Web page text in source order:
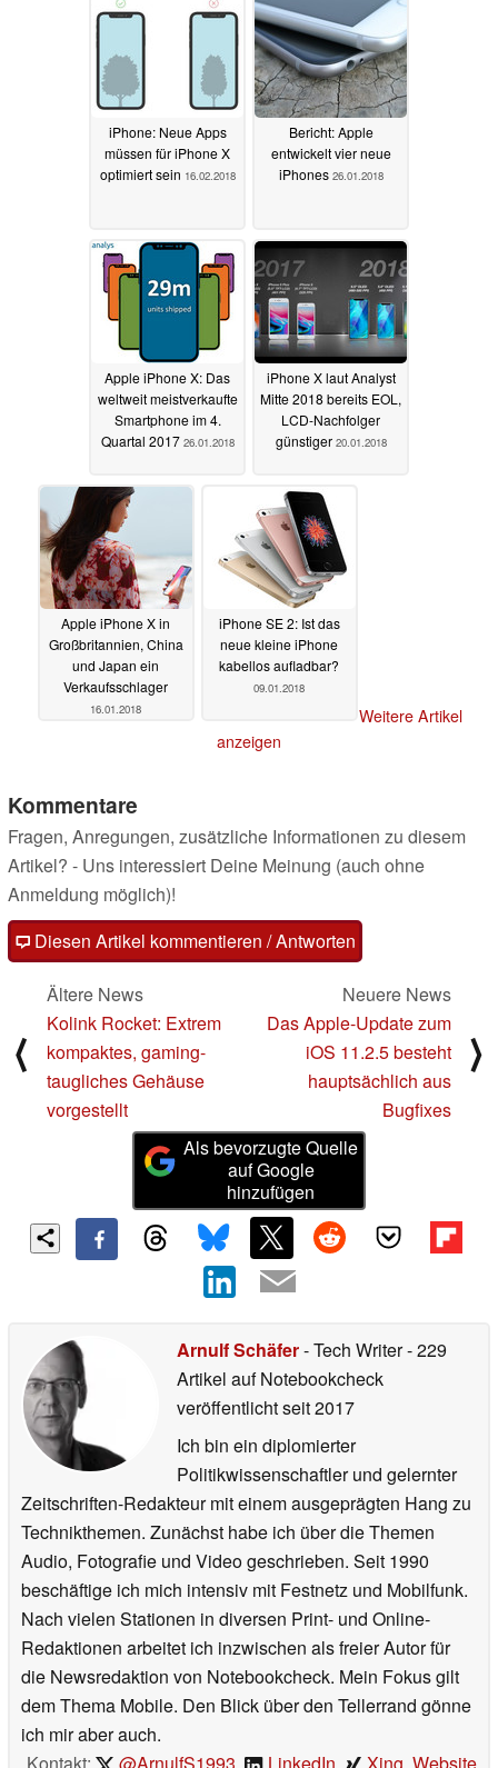
iPhone: Neue Apps
müssen für iPhone X
optimiert sein 16.02.2018
Bericht: Apple
entwickelt vier neue
iPhones 26.01.2018
Apple iPhone X: Das
weltweit meistverkaufte
Smartphone im 4.
Quartal 2017 26.01.2018
iPhone X laut Analyst
Mitte 2018 bereits EOL,
LCD-Nachfolger
günstiger 20.01.2018
Apple iPhone X in
Großbritannien, China
und Japan ein
Verkaufsschlager
16.01.2018
iPhone SE 2: Ist das
neue kleine iPhone
kabellos aufladbar?
09.01.2018
Weitere Artikel
anzeigen
Kommentare
Fragen, Anregungen, zusätzliche Informationen zu diesem
Artikel? - Uns interessiert Deine Meinung (auch ohne
Anmeldung möglich)!
Diesen Artikel kommentieren / Antworten
⟨
Ältere News
Kolink Rocket: Extrem
kompaktes, gaming-
taugliches Gehäuse
vorgestellt
Neuere News
Das Apple-Update zum
iOS 11.2.5 besteht
hauptsächlich aus
Bugfixes
⟩
Als bevorzugte Quelle
auf Google
hinzufügen
Arnulf Schäfer- Tech Writer- 229
Artikel auf Notebookcheck
veröffentlichtseit 2017
Ich bin ein diplomierter
Politikwissenschaftler und gelernter
Zeitschriften-Redakteur mit einem ausgeprägten Hang zu
Technikthemen. Zunächst habe ich über die Themen
Audio, Fotografie und Video geschrieben. Seit 1990
beschäftige ich mich intensiv mit Festnetz und Mobilfunk.
Nach vielen Stationen in diversen Print- und Online-
Redaktionen arbeitet ich inzwischen als freier Autor für
die Newsredaktion von Notebookcheck. Mein Fokus gilt
dem Thema Mobile. Den Blick über den Tellerrand gönne
ich mir aber auch.
Kontakt:
@ArnulfS1993 , LinkedIn Xing Website